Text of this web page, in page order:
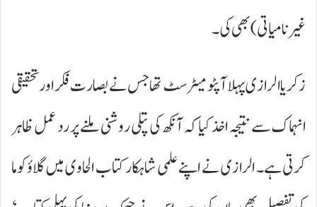
غیر نا میاتی ) بھی کی۔
زکریا ا لرازی پہلا آپٹو میٹر سٹ تھا جس نے بصارت فکر اور تحقیقی
انہماک سے نتیجہ اخذ کیا کہ آنکھ کی پتلی روشنی ملنے پر رد عمل ظاہر
کرتی ہے۔ الرازی نے اپنے علمی شاہکار کتاب الحاوی میں گلاؤ کوما